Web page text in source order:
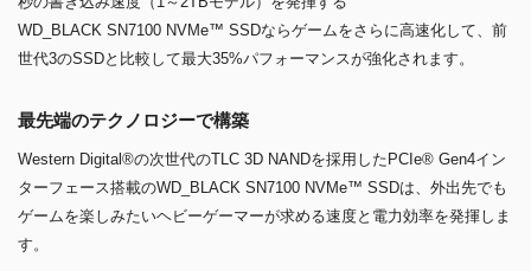
WD_BLACK SN7100 NVMe™ SSDならゲームをさらに高速化して、前
世代3のSSDと比較して最大35%パフォーマンスが強化されます。
最先端のテクノロジーで構築
Western Digital®の次世代のTLC 3D NANDを採用したPCIe® Gen4イン
ターフェース搭載のWD_BLACK SN7100 NVMe™ SSDは、外出先でも
ゲームを楽しみたいヘビーゲーマーが求める速度と電力効率を発揮しま
す。